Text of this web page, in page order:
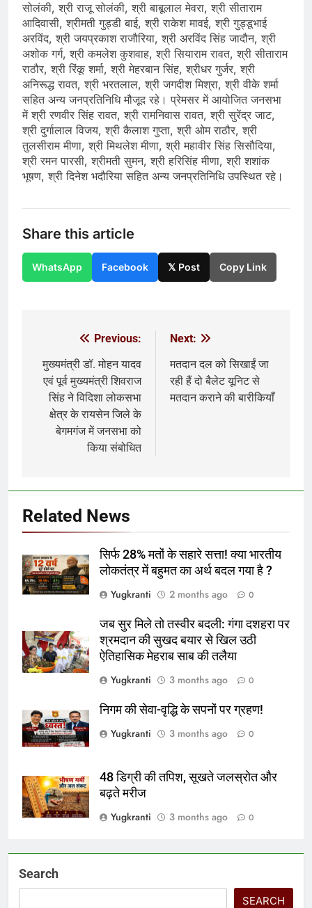
सोलंकी, श्री राजू सोलंकी, श्री बाबूलाल मेवरा, श्री सीताराम
आदिवासी, श्रीमती गुड्डी बाई, श्री राकेश मावई, श्री गुड्डूभाई
अरविंद, श्री जयप्रकाश राजौरिया, श्री अरविंद सिंह जादौन, श्री
अशोक गर्ग, श्री कमलेश कुशवाह, श्री सियाराम रावत, श्री सीताराम
राठौर, श्री रिंकू शर्मा, श्री मेहरबान सिंह, श्रीधर गुर्जर, श्री
अनिरूद्ध रावत, श्री भरतलाल, श्री जगदीश मिश्रा, श्री वीके शर्मा
सहित अन्य जनप्रतिनिधि मौजूद रहे। प्रेमसर में आयोजित जनसभा
में श्री रणवीर सिंह रावत, श्री रामनिवास रावत, श्री सुरेंद्र जाट,
श्री दुर्गालाल विजय, श्री कैलाश गुप्ता, श्री ओम राठौर, श्री
तुलसीराम मीणा, श्री मिथलेश मीणा, श्री महावीर सिंह सिसौदिया,
श्री रमन पारसी, श्रीमती सुमन, श्री हरिसिंह मीणा, श्री शशांक
भूषण, श्री दिनेश भदौरिया सहित अन्य जनप्रतिनिधि उपस्थित रहे।
Share this article
WhatsApp Facebook 𝕏 Post Copy Link
navigation
Previous:
मुख्यमंत्री डॉ. मोहन यादव
एवं पूर्व मुख्यमंत्री शिवराज
सिंह ने विदिशा लोकसभा
क्षेत्र के रायसेन जिले के
बेगमगंज में जनसभा को
किया संबोधित
Next:
मतदान दल को सिखाईं जा
रही हैं दो बैलेट यूनिट से
मतदान कराने की बारीकियाँ
Related News
सिर्फ 28% मतों के सहारे सत्ता! क्या भारतीय
लोकतंत्र में बहुमत का अर्थ बदल गया है ?
Yugkranti
2 months ago 0
जब सुर मिले तो तस्वीर बदली: गंगा दशहरा पर
श्रमदान की सुखद बयार से खिल उठी
ऐतिहासिक मेहराब साब की तलैया
Yugkranti
3 months ago 0
निगम की सेवा-वृद्धि के सपनों पर ग्रहण!
Yugkranti
3 months ago 0
48 डिग्री की तपिश, सूखते जलस्रोत और
बढ़ते मरीज
Yugkranti
3 months ago 0
Search
SEARCH